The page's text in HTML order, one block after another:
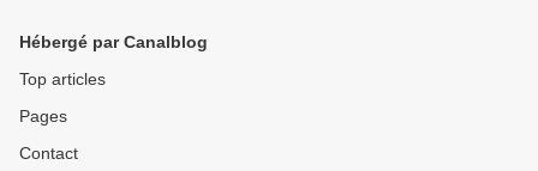
l'audition libre à raison de
faits qui n'ont pas le
personnelle détachable de
Hébergé par Canalblog
Top articles
Pages
Contact